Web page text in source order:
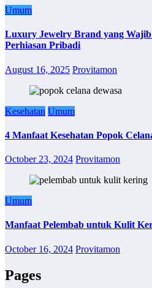
Umum
Luxury Jewelry Brand yang
Perhiasan Pribadi
August 16, 2025 Provitamon
Kesehatan Umum
4 Manfaat Kesehatan Popok
October 23, 2024 Provitamon
Umum
Manfaat Pelembab untuk Kulit
October 16, 2024 Provitamon
Pages